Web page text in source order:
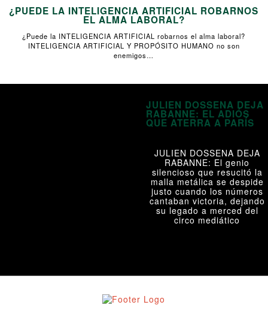
¿PUEDE LA INTELIGENCIA ARTIFICIAL ROBARNOS
EL ALMA LABORAL?
¿Puede la INTELIGENCIA ARTIFICIAL robarnos el alma laboral?
INTELIGENCIA ARTIFICIAL Y PROPÓSITO HUMANO no son
enemigos…
JULIEN DOSSENA DEJA
RABANNE: EL ADIÓS
QUE ATERRA A PARÍS
JULIEN DOSSENA DEJA
RABANNE: El genio
silencioso que resucitó la
malla metálica se despide
justo cuando los números
cantaban victoria, dejando
su legado a merced del
circo mediático